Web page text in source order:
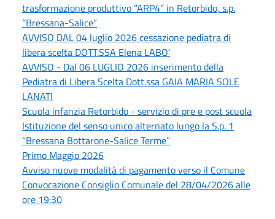
trasformazione produttivo “ARP4” in Retorbido, s.p.
“Bressana-Salice”
AVVISO DAL 04 luglio 2026 cessazione pediatra di
libera scelta DOTT.SSA Elena LABO’
AVVISO - Dal 06 LUGLIO 2026 inserimento della
Pediatra di Libera Scelta Dott.ssa GAIA MARIA SOLE
LANATI
Scuola infanzia Retorbido - servizio di pre e post scuola
Istituzione del senso unico alternato lungo la S.p. 1
“Bressana Bottarone-Salice Terme”
Primo Maggio 2026
Avviso nuove modalità di pagamento verso il Comune
Convocazione Consiglio Comunale del 28/04/2026 alle
ore 19:30